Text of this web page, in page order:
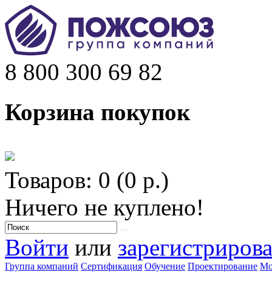
8 800 300 69 82
Корзина покупок
Товаров: 0 (0 р.)
Ничего не куплено!
Войти или
Группа компаний Сертификация Обучение Проектирование